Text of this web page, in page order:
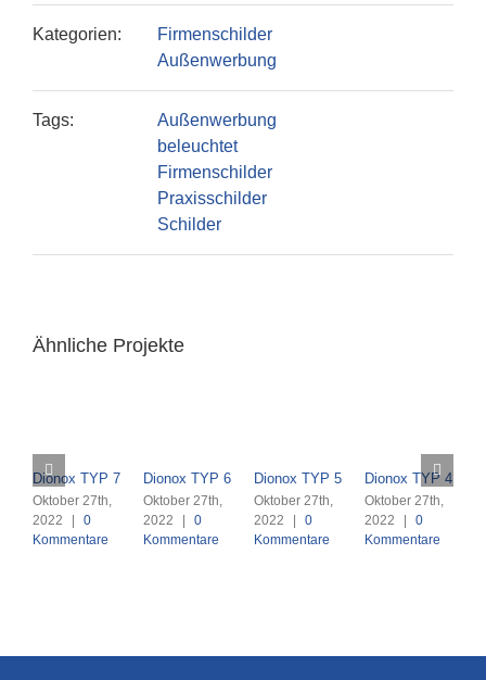
Kategorien:
Firmenschilder
Außenwerbung
Tags:
Außenwerbung
beleuchtet
Firmenschilder
Praxisschilder
Schilder
Ähnliche Projekte
Dionox TYP 7
Oktober 27th,
2022
0
Kommentare
Dionox TYP 6
Oktober 27th,
2022
0
Kommentare
Dionox TYP 5
Oktober 27th,
2022
0
Kommentare
Dionox TYP 4
Oktober 27th,
2022
0
Kommentare